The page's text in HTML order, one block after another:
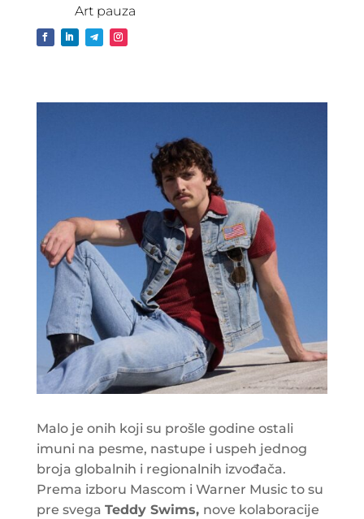
Art pauza
Malo je onih koji su prošle godine ostali
imuni na pesme, nastupe i uspeh jednog
broja globalnih i regionalnih izvođača.
Prema izboru Mascom i Warner Music to su
pre svega Teddy Swims, nove kolaboracije